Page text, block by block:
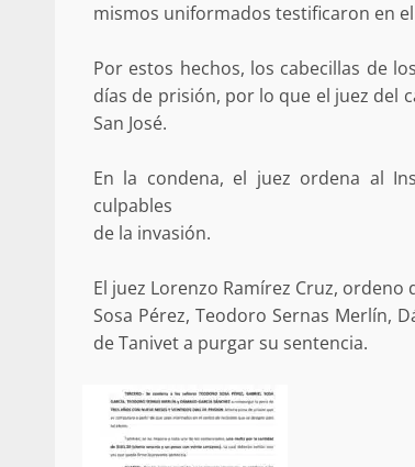
mismos uniformados testificaron en el
Por estos hechos, los cabecillas de
días de prisión, por lo que el juez del
San José.
En la condena, el juez ordena al
culpables
de la invasión.
El juez Lorenzo Ramírez Cruz,
Sosa Pérez, Teodoro Sernas Merlín,
de Tanivet a purgar su sentencia.